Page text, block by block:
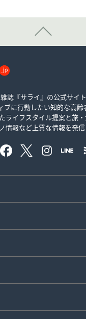
誌『サライ』の公式サイト
ブに行動したい知的な高
ライフスタイル提案と旅
情報など上質な情報を発信